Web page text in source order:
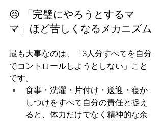
😣 「完璧にやろうとするマ
マ」ほど苦しくなるメカニズム
最も大事なのは、「3人分すべてを自分
でコントロールしようとしない」こと
です。
食事・洗濯・片付け・送迎・寝か
しつけをすべて自分の責任と捉え
ると、体力だけでなく精神的な余